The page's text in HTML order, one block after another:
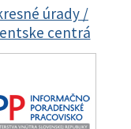
úrady /
centrá